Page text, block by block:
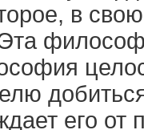
в
Эта
его от